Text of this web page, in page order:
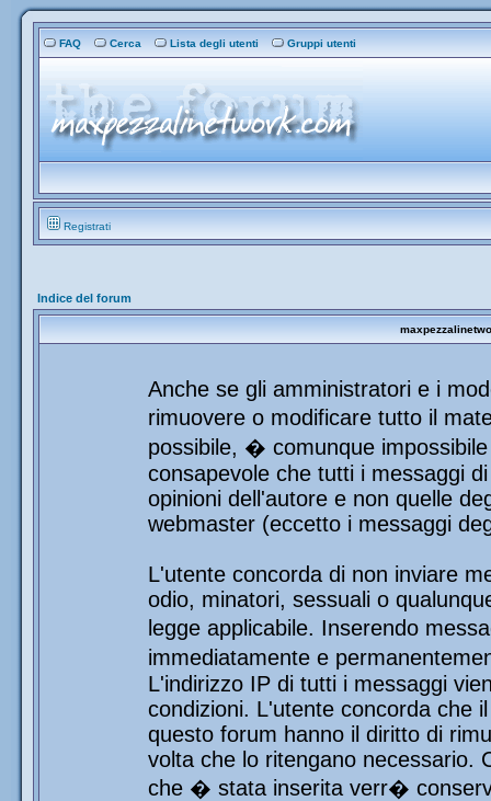
FAQ Cerca Lista degli utenti Gruppi utenti
Registrati
Indice del forum
Anche se gli amministratori e i
rimuovere o modificare tutto il
possibile, � comunque
consapevole che tutti i messaggi
opinioni dell'autore e non quelle
webmaster (eccetto i messaggi
L'utente concorda di non inviare
odio, minatori, sessuali o
legge applicabile. Inserendo
immediatamente e
L'indirizzo IP di tutti i messaggi
condizioni. L'utente concorda che
questo forum hanno il diritto di
volta che lo ritengano necessario.
che � stata inserita verr�